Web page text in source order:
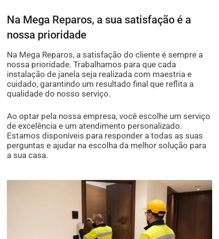
Na Mega Reparos, a sua satisfação é a
nossa prioridade
Na Mega Reparos, a satisfação do cliente é sempre a
nossa prioridade. Trabalhamos para que cada
instalação de janela seja realizada com maestria e
cuidado, garantindo um resultado final que reflita a
qualidade do nosso serviço.
Ao optar pela nossa empresa, você escolhe um serviço
de excelência e um atendimento personalizado.
Estamos disponíveis para responder a todas as suas
perguntas e ajudar na escolha da melhor solução para
a sua casa.